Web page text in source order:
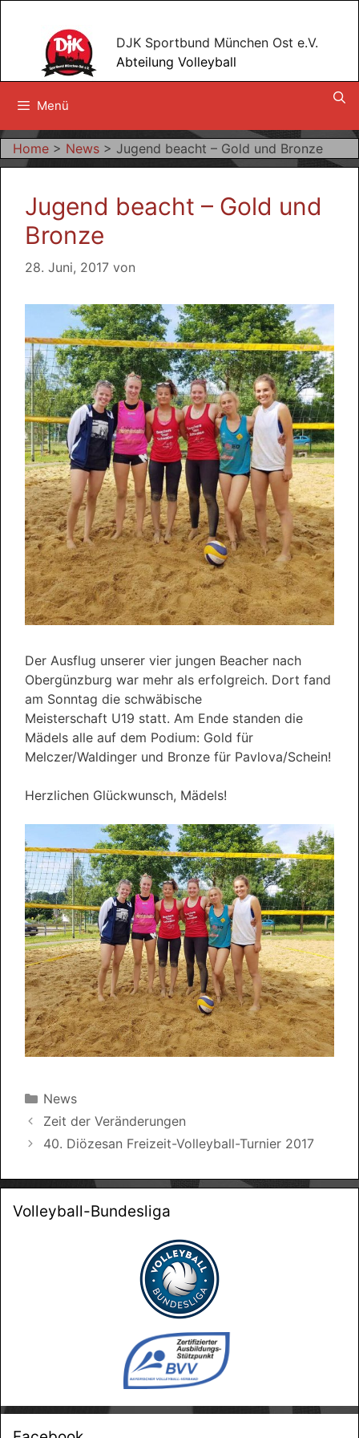
springen
DJK Sportbund München Ost e.V.
Abteilung Volleyball
Menü
Home > News > Jugend beacht – Gold und Bronze
Jugend beacht – Gold und
Bronze
28. Juni, 2017 von
Der Ausflug unserer vier jungen Beacher nach
Obergünzburg war mehr als erfolgreich. Dort fand
am Sonntag die schwäbische
Meisterschaft U19 statt. Am Ende standen die
Mädels alle auf dem Podium: Gold für
Melczer/Waldinger und Bronze für Pavlova/Schein!
Herzlichen Glückwunsch, Mädels!
Kategorien
News
Zeit der Veränderungen
40. Diözesan Freizeit-Volleyball-Turnier 2017
Volleyball-Bundesliga